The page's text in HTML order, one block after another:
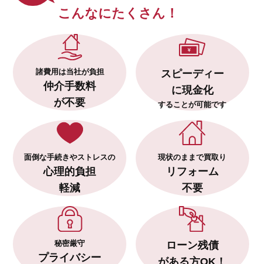
こんなにたくさん！
諸費用は当社が負担
仲介手数料
が不要
スピーディー
に現金化
することが可能です
面倒な手続きやストレスの
心理的負担
軽減
現状のままで買取り
リフォーム
不要
秘密厳守
プライバシー
ローン残債